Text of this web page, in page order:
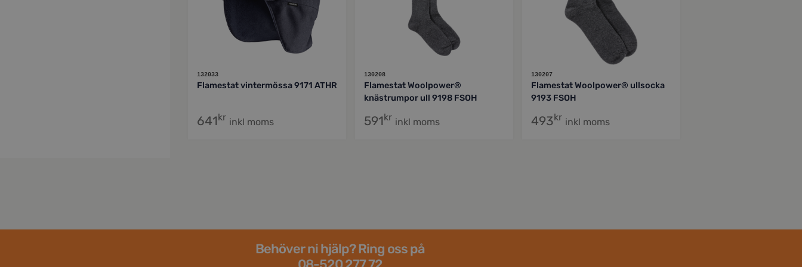
132033
Flamestat vintermössa 9171 ATHR
641kr inkl moms
130208
Flamestat Woolpower®
knästrumpor ull 9198 FSOH
591kr inkl moms
130207
Flamestat Woolpower® ullsocka
9193 FSOH
493kr inkl moms
Behöver ni hjälp? Ring oss på